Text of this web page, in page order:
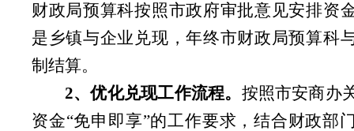
财政局预算科按照市政府审批意见安排资
是乡镇与企业兑现，年终市财政局预算科
制结算。
2、优化兑现工作流程。 按照市安商办
资金“免申即享”的工作要求，结合财政部